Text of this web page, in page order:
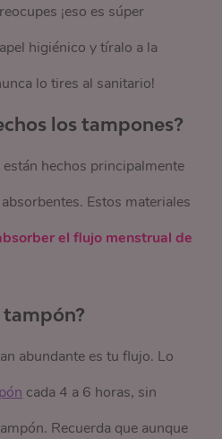
¡eso es súper
higiénico y tíralo a la
lo tires al sanitario!
los tampones?
hechos principalmente
Estos materiales
el flujo menstrual de
tampón?
abundante es tu flujo. Lo
cada 4 a 6 horas, sin
Recuerda que aunque